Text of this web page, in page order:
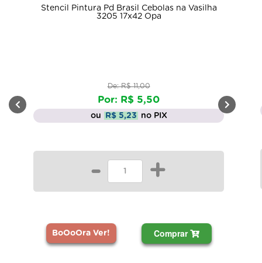
Stencil Pintura Pd Brasil Cebolas na Vasilha
3205 17x42 Opa
De: R$ 11,00
Por: R$ 5,50
ou R$ 5,23 no PIX
- +
BoOoOra Ver! Comprar